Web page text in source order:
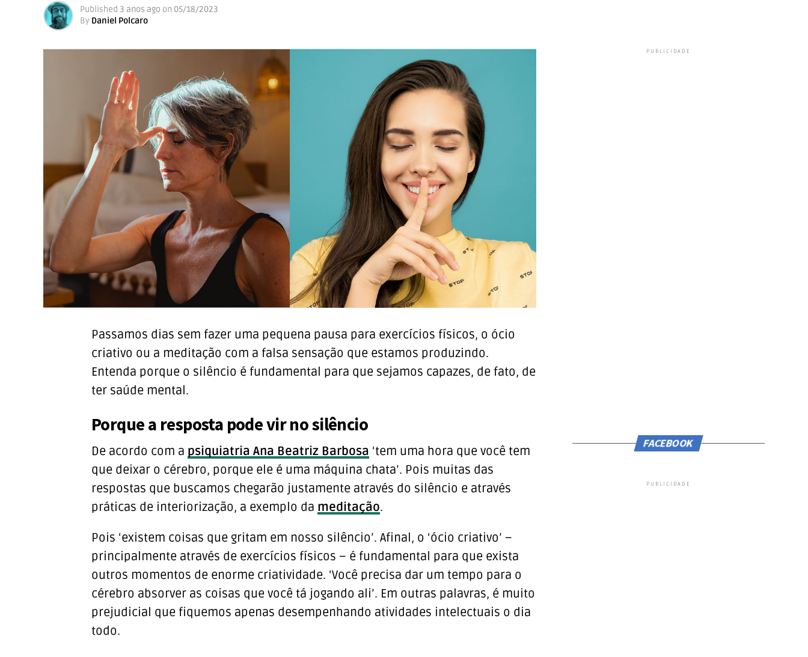
Published 3 anos ago on 05/18/2023
By Daniel Polcaro
Passamos dias sem fazer uma pequena pausa para exercícios físicos, o ócio
criativo ou a meditação com a falsa sensação que estamos produzindo.
Entenda porque o silêncio é fundamental para que sejamos capazes, de fato, de
ter saúde mental.
Porque a resposta pode vir no silêncio
De acordo com a psiquiatria Ana Beatriz Barbosa ‘tem uma hora que você tem
que deixar o cérebro, porque ele é uma máquina chata’. Pois muitas das
respostas que buscamos chegarão justamente através do silêncio e através
práticas de interiorização, a exemplo da meditação.
Pois ‘existem coisas que gritam em nosso silêncio’. Afinal, o ‘ócio criativo’ –
principalmente através de exercícios físicos – é fundamental para que exista
outros momentos de enorme criatividade. ‘Você precisa dar um tempo para o
cérebro absorver as coisas que você tá jogando ali’. Em outras palavras, é muito
prejudicial que fiquemos apenas desempenhando atividades intelectuais o dia
todo.
PUBLICIDADE
FACEBOOK
PUBLICIDADE